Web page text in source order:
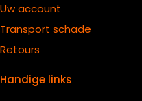
Uw account
Transport schade
Retours
Handige links